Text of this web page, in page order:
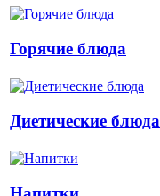
Горячие блюда
Диетические блюда